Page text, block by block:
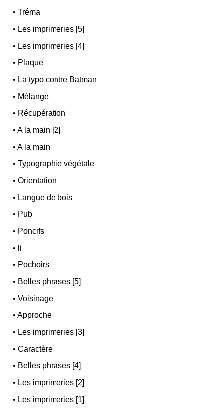
•Tréma
• Les imprimeries [5]
• Les imprimeries [4]
• Plaque
• La typo contre Batman
• Mélange
• Récupération
•A la main [2]
•A la main
•Typographie végétale
•Orientation
• Langue de bois
• Pub
• Poncifs
• li
• Pochoirs
• Belles phrases [5]
•Voisinage
•Approche
• Les imprimeries [3]
•Caractère
• Belles phrases [4]
• Les imprimeries [2]
• Les imprimeries [1]